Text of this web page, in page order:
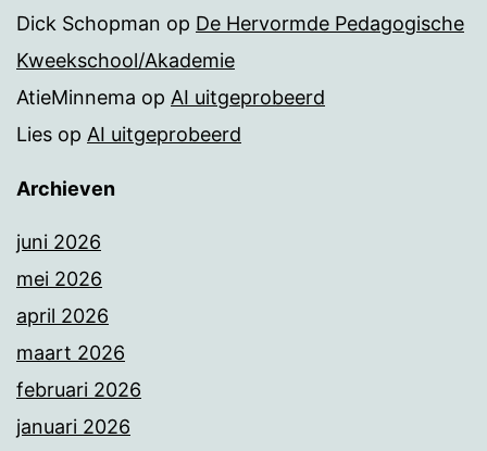
Dick Schopman op De Hervormde Pedagogische
Kweekschool/Akademie
AtieMinnema op AI uitgeprobeerd
Lies op AI uitgeprobeerd
Archieven
juni 2026
mei 2026
april 2026
maart 2026
februari 2026
januari 2026